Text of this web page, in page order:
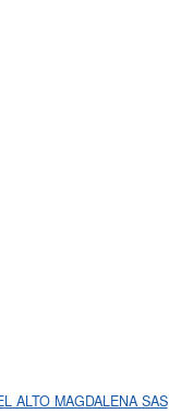
ALTO MAGDALENA SAS